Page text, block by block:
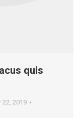
quis
22, 2019